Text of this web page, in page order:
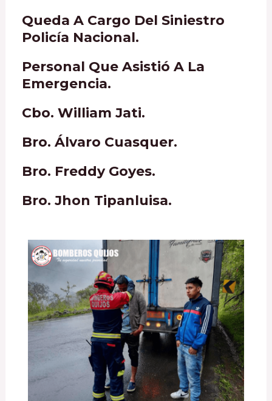
Queda A Cargo Del Siniestro
Policía Nacional.
Personal Que Asistió A La
Emergencia.
Cbo. William Jati.
Bro. Álvaro Cuasquer.
Bro. Freddy Goyes.
Bro. Jhon Tipanluisa.